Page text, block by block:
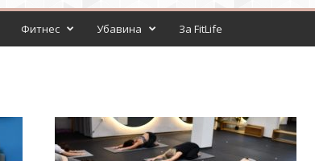
Фитнес Убавина За FitLife